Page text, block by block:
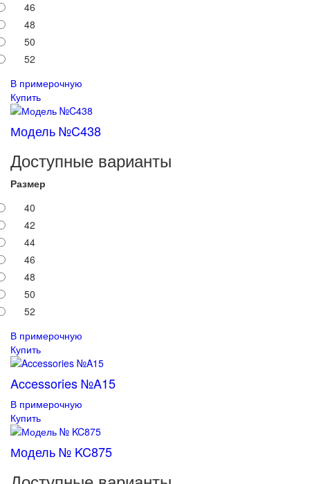
46
48
50
52
В примерочную
Купить
Модель №C438
Доступные варианты
Размер
40
42
44
46
48
50
52
В примерочную
Купить
Accessories №A15
В примерочную
Купить
Модель № KC875